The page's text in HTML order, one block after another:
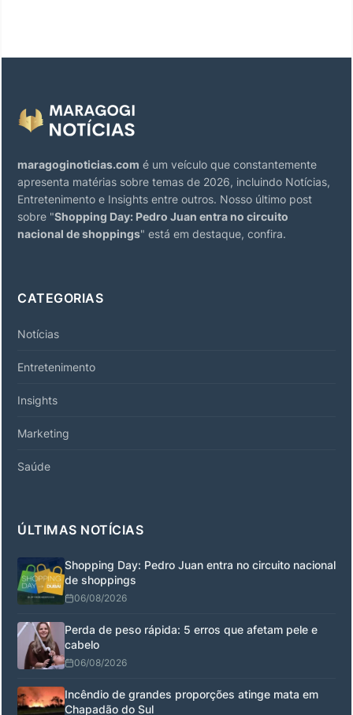
maragoginoticias.com é um veículo que constantemente
apresenta matérias sobre temas de 2026, incluindo Notícias,
Entretenimento e Insights entre outros. Nosso último post
sobre "Shopping Day: Pedro Juan entra no circuito
nacional de shoppings" está em destaque, confira.
CATEGORIAS
Notícias
Entretenimento
Insights
Marketing
Saúde
ÚLTIMAS NOTÍCIAS
Shopping Day: Pedro Juan entra no circuito nacional
de shoppings
06/08/2026
Perda de peso rápida: 5 erros que afetam pele e
cabelo
06/08/2026
Incêndio de grandes proporções atinge mata em
Chapadão do Sul